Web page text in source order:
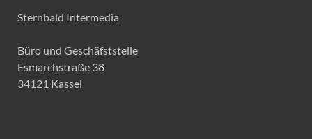
Sternbald Intermedia
Büro und Geschäfststelle
Esmarchstraße 38
34121 Kassel